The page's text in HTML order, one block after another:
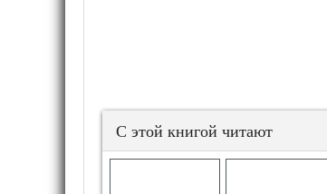
С этой книгой читают